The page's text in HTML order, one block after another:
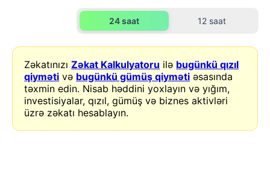
24 saat 12 saat
ZəkatınızıZəkat Kalkulyatoru ilə bugünkü qızıl
qiyməti və bugünkü gümüş qiyməti əsasında
təxmin edin. Nisab həddini yoxlayın və yığım,
investisiyalar, qızıl, gümüş və biznes aktivləri
üzrə zəkatı hesablayın.